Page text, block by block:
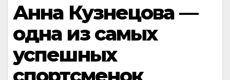
Анна Кузнецова —
одна из самых
успешных